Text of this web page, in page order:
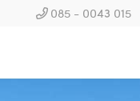
085 - 0043 015